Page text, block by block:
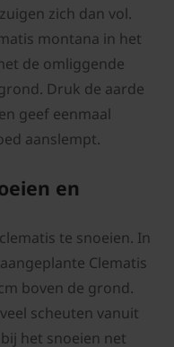
zich dan vol.
montana in het
de omliggende
Druk de aarde
geef eenmaal
aanslempt.
en
te snoeien. In
Clematis
boven de grond.
scheuten vanuit
het snoeien net